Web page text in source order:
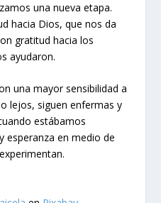
una nueva etapa.
hacia Dios, que nos da
gratitud hacia los
ayudaron.
una mayor sensibilidad a
lejos, siguen enfermas y
estábamos
esperanza en medio de